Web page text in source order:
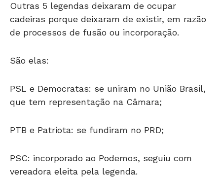
Outras 5 legendas deixaram de ocupar
cadeiras porque deixaram de existir, em razão
de processos de fusão ou incorporação.
São elas:
PSL e Democratas: se uniram no União Brasil,
que tem representação na Câmara;
PTB e Patriota: se fundiram no PRD;
PSC: incorporado ao Podemos, seguiu com
vereadora eleita pela legenda.